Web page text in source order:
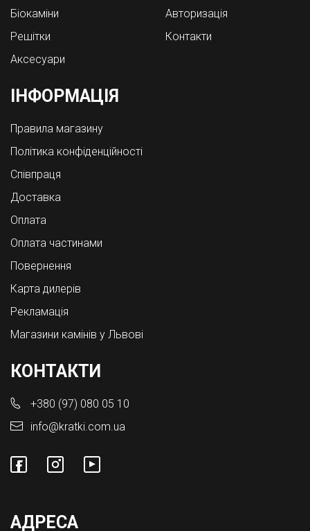
Біокаміни
Решітки
Аксесуари
Авторизація
Контакти
ІНФОРМАЦІЯ
Правила магазину
Політика конфіденційності
Співпраця
Доставка
Оплата
Оплата частинами
Повернення
Карта дилерів
Рекламація
Магазини камінів у Львові
КОНТАКТИ
+380 (97) 080 05 10
info@kratki.com.ua
АДРЕСА